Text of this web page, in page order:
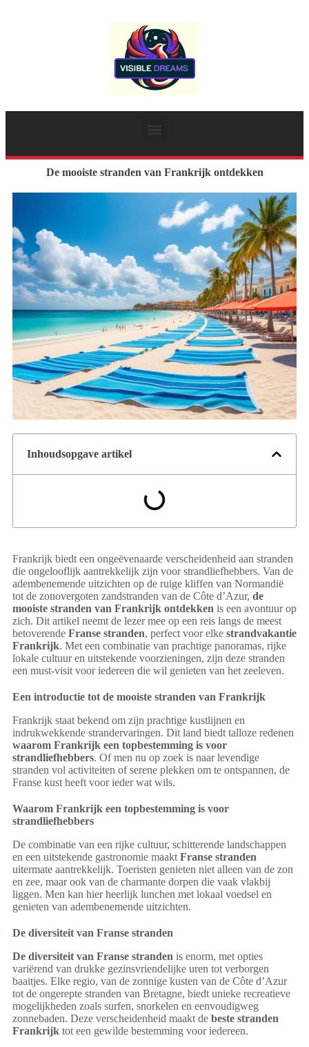
De mooiste stranden van Frankrijk ontdekken
Inhoudsopgave artikel
Frankrijk biedt een ongeëvenaarde verscheidenheid aan stranden
die ongelooflijk aantrekkelijk zijn voor strandliefhebbers. Van de
adembenemende uitzichten op de ruige kliffen van Normandië
tot de zonovergoten zandstranden van de Côte d’Azur, de
mooiste stranden van Frankrijk ontdekken is een avontuur op
zich. Dit artikel neemt de lezer mee op een reis langs de meest
betoverende Franse stranden, perfect voor elke strandvakantie
Frankrijk. Met een combinatie van prachtige panoramas, rijke
lokale cultuur en uitstekende voorzieningen, zijn deze stranden
een must-visit voor iedereen die wil genieten van het zeeleven.
Een introductie tot de mooiste stranden van Frankrijk
Frankrijk staat bekend om zijn prachtige kustlijnen en
indrukwekkende strandervaringen. Dit land biedt talloze redenen
waarom Frankrijk een topbestemming is voor
strandliefhebbers. Of men nu op zoek is naar levendige
stranden vol activiteiten of serene plekken om te ontspannen, de
Franse kust heeft voor ieder wat wils.
Waarom Frankrijk een topbestemming is voor
strandliefhebbers
De combinatie van een rijke cultuur, schitterende landschappen
en een uitstekende gastronomie maakt Franse stranden
uitermate aantrekkelijk. Toeristen genieten niet alleen van de zon
en zee, maar ook van de charmante dorpen die vaak vlakbij
liggen. Men kan hier heerlijk lunchen met lokaal voedsel en
genieten van adembenemende uitzichten.
De diversiteit van Franse stranden
De diversiteit van Franse stranden is enorm, met opties
variërend van drukke gezinsvriendelijke uren tot verborgen
baaitjes. Elke regio, van de zonnige kusten van de Côte d’Azur
tot de ongerepte stranden van Bretagne, biedt unieke recreatieve
mogelijkheden zoals surfen, snorkelen en eenvoudigweg
zonnebaden. Deze verscheidenheid maakt de beste stranden
Frankrijk tot een gewilde bestemming voor iedereen.